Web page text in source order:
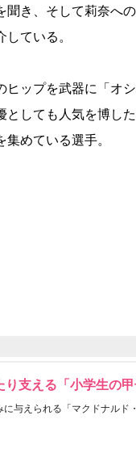
き、そして莉奈へ
ている。
ップを武器に「オ
としても人気を博し
めている選手。
支える「小学生の甲
与えられる「マクドナルド